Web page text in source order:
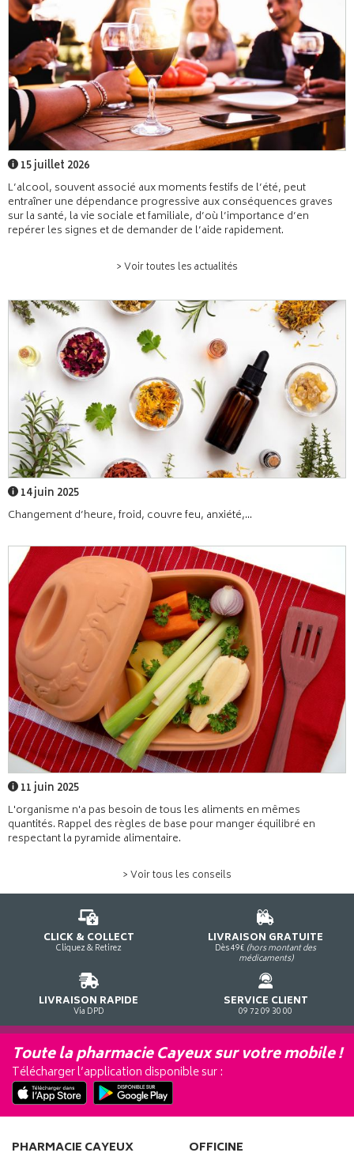
15 juillet 2026
L’alcool, souvent associé aux moments festifs de l’été, peut
entraîner une dépendance progressive aux conséquences graves
sur la santé, la vie sociale et familiale, d’où l’importance d’en
repérer les signes et de demander de l’aide rapidement.
> Voir toutes les actualités
14 juin 2025
Changement d’heure, froid, couvre feu, anxiété,...
11 juin 2025
L'organisme n'a pas besoin de tous les aliments en mêmes
quantités. Rappel des règles de base pour manger équilibré en
respectant la pyramide alimentaire.
> Voir tous les conseils
CLICK & COLLECT
Cliquez & Retirez
LIVRAISON GRATUITE
Dès 49€ (hors montant des
médicaments)
LIVRAISON RAPIDE
Via DPD
SERVICE CLIENT
09 72 09 30 00
Toute la pharmacie Cayeux sur votre mobile !
Télécharger l’application disponible sur :
PHARMACIE CAYEUX OFFICINE